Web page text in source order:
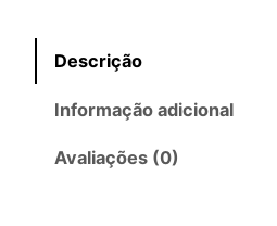
Descrição
Informação adicional
Avaliações (0)